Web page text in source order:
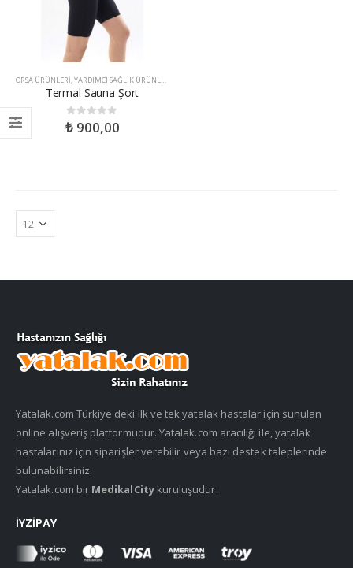
ORSA ÜRÜNLERI,YARDIMCI SAĞLIK ÜRÜNLERI
Termal Sauna Şort
0 out of 5
₺900,00
Yatalak.com Türkiye'deki ilk ve tek yatalak hastalar için sunulan
online alışveriş platformudur. Yatalak.com aracılığı ile, yatalak
hastalarınız için siparişler verebilir veya bazı destek taleplerinde
bulunabilirsiniz.
Yatalak.com bir MedikalCitykuruluşudur.
İYZIPAY